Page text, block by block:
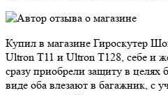
Купил в магазине Гироскутер
Ultron T11 и Ultron T128, себе и
сразу приобрели защиту в целях
виде оба влезают в багажник, с